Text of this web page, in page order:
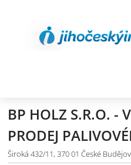
BP HOLZ S.R.O. -
PRODEJ
Široká 432/11, 370 01 České